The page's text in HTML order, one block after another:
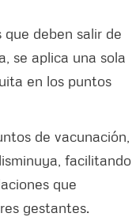
deben salir de
se aplica una sola
en los puntos
de vacunación,
facilitando
que
gestantes.